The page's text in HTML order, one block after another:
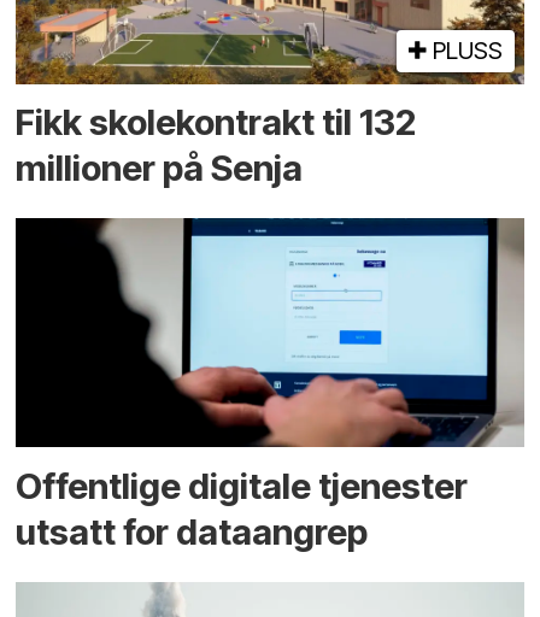
PLUSS
Fikk skole­kontrakt til 132
millioner på Senja
Offentlige digitale tjenester
utsatt for dataangrep